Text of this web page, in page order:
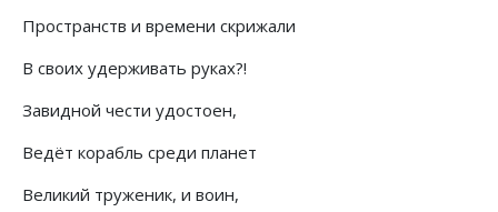
Пространств и времени скрижали
В своих удерживать руках?!
Завидной чести удостоен,
Ведёт корабль среди планет
Великий труженик, и воин,